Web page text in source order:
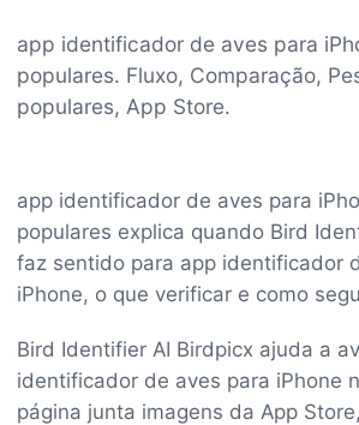
app identificador de aves para
populares. Fluxo, Comparação,
populares, App Store.
app identificador de aves para
populares explica quando Bird
faz sentido para app identificador
iPhone, o que verificar e como
Bird Identifier AI Birdpicx ajuda a
identificador de aves para iPhone
página junta imagens da App